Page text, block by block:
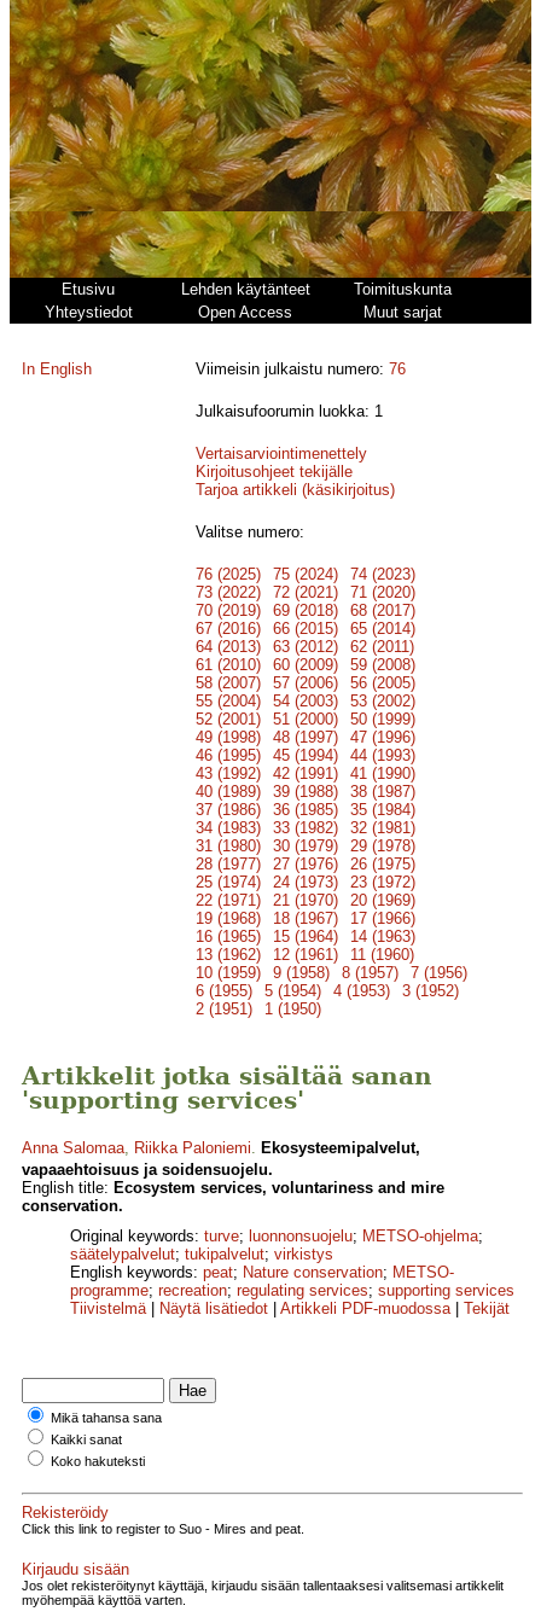
Etusivu Lehden käytänteet
Toimituskunta
Yhteystiedot
Open Access Muut sarjat
In English Viimeisin julkaistu numero:76
Julkaisufoorumin luokka: 1
Vertaisarviointimenettely
Kirjoitusohjeet tekijälle
Tarjoa artikkeli (käsikirjoitus)
Valitse numero:
76 (2025) 75 (2024)
74 (2023)
73 (2022)
72 (2021)
71 (2020)
70 (2019)
69 (2018)
68 (2017)
67 (2016)
66 (2015)
65 (2014)
64 (2013)
63 (2012)
62 (2011)
61 (2010)
60 (2009)
59 (2008)
58 (2007)
57 (2006)
56 (2005)
55 (2004)
54 (2003)
53 (2002)
52 (2001)
51 (2000)
50 (1999)
49 (1998)
48 (1997)
47 (1996)
46 (1995)
45 (1994)
44 (1993)
43 (1992)
42 (1991)
41 (1990)
40 (1989)
39 (1988)
38 (1987)
37 (1986)
36 (1985)
35 (1984)
34 (1983)
33 (1982)
32 (1981)
31 (1980)
30 (1979)
29 (1978)
28 (1977)
27 (1976)
26 (1975)
25 (1974)
24 (1973)
23 (1972)
22 (1971)
21 (1970)
20 (1969)
19 (1968)
18 (1967)
17 (1966)
16 (1965)
15 (1964)
14 (1963)
13 (1962)
12 (1961)
11 (1960)
10 (1959)
9 (1958) 8 (1957)
7 (1956)
6 (1955)
5 (1954) 4 (1953)
3 (1952)
2 (1951)
1 (1950)
Artikkelit jotka sisältää sanan
'supporting services'
Anna Salomaa, Riikka Paloniemi. Ekosysteemipalvelut,
vapaaehtoisuus ja soidensuojelu.
English title: Ecosystem services, voluntariness and mire
conservation.
Original keywords: turve; luonnonsuojelu; METSO-ohjelma;
säätelypalvelut; tukipalvelut; virkistys
English keywords: peat; Nature conservation; METSO-
programme; recreation; regulating services; supporting services
Tiivistelmä| Näytä lisätiedot Artikkeli PDF-muodossa| Tekijät
Mikä tahansa sana
Kaikki sanat
Koko hakuteksti
Rekisteröidy
Click this link to register to Suo - Mires and peat.
Kirjaudu sisään
Jos olet rekisteröitynyt käyttäjä, kirjaudu sisään tallentaaksesi valitsemasi artikkelit
myöhempää käyttöä varten.